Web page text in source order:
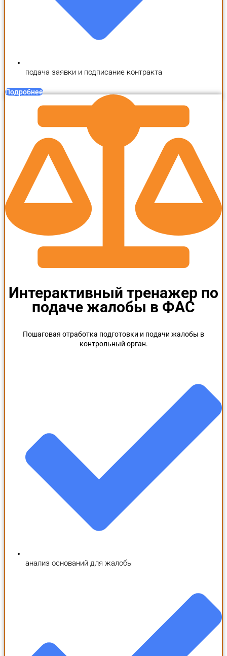
подача заявки и подписание контракта
Подробнее
Интерактивный тренажер по
подаче жалобы в ФАС
Пошаговая отработка подготовки и подачи жалобы в
контрольный орган.
анализ оснований для жалобы